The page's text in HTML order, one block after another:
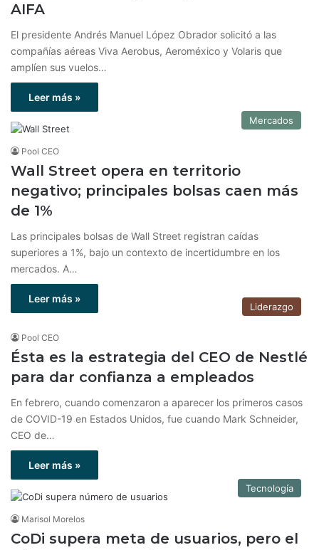
AIFA
El presidente Andrés Manuel López Obrador solicitó a las
compañías aéreas Viva Aerobus, Aeroméxico y Volaris que
amplíen sus vuelos…
Leer más »
Mercados
Pool CEO
Wall Street opera en territorio
negativo; principales bolsas caen más
de 1%
Las principales bolsas de Wall Street registran caídas
superiores a 1%, bajo un contexto de incertidumbre en los
mercados. A…
Leer más »
Liderazgo
Pool CEO
Ésta es la estrategia del CEO de Nestlé
para dar confianza a empleados
En febrero, cuando comenzaron a aparecer los primeros casos
de COVID-19 en Estados Unidos, fue cuando Mark Schneider,
CEO de…
Leer más »
Tecnología
Marisol Morelos
CoDi supera meta de usuarios, pero el